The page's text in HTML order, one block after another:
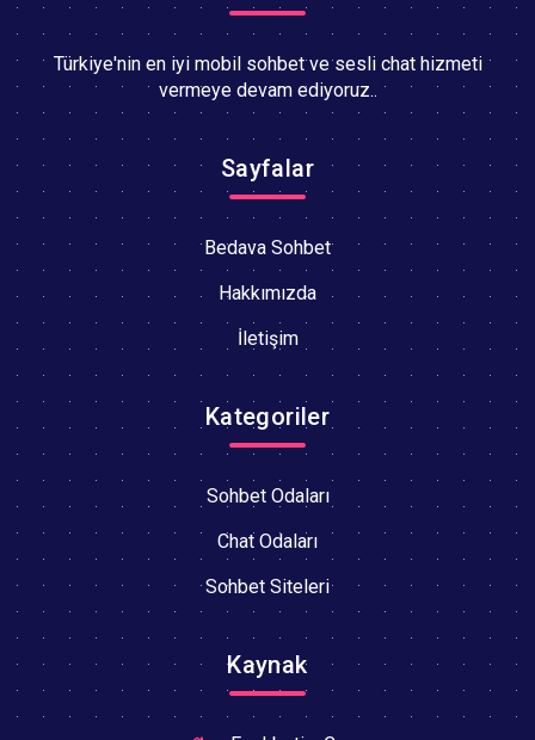
Türkiye'nin en iyi mobil sohbet ve sesli chat hizmeti
vermeye devam ediyoruz..
Sayfalar
Bedava Sohbet
Hakkımızda
İletişim
Kategoriler
Sohbet Odaları
Chat Odaları
Sohbet Siteleri
Kaynak